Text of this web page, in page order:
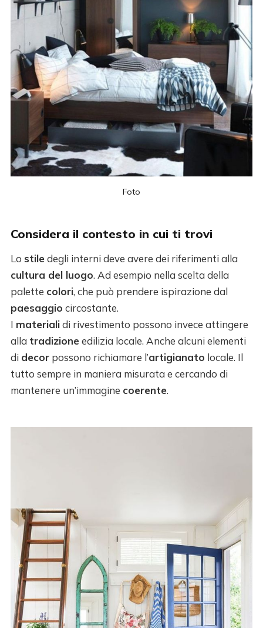
Foto
Considera il contesto in cui ti trovi
Lo stiledegli interni deve avere dei riferimenti alla
cultura del luogo. Ad esempio nella scelta della
palette colori, che può prendere ispirazione dal
paesaggio circostante.
I materialidi rivestimento possono invece attingere
alla tradizioneedilizia locale. Anche alcuni elementi
di decorpossono richiamare l’artigianato locale. Il
tutto sempre in maniera misurata e cercando di
mantenere un’immagine coerente.